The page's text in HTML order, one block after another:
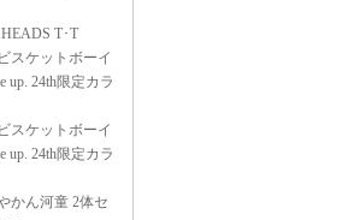
T･T
スケットボーイ
up. 24th限定カラ
スケットボーイ
up. 24th限定カラ
かん河童 2体セ